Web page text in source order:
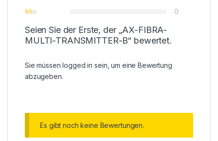
0
Seien Sie der Erste, der „AX-FIBRA-
MULTI-TRANSMITTER-B“ bewertet.
Sie müssenlogged in sein, um eine Bewertung
abzugeben.
Es gibt noch keine Bewertungen.